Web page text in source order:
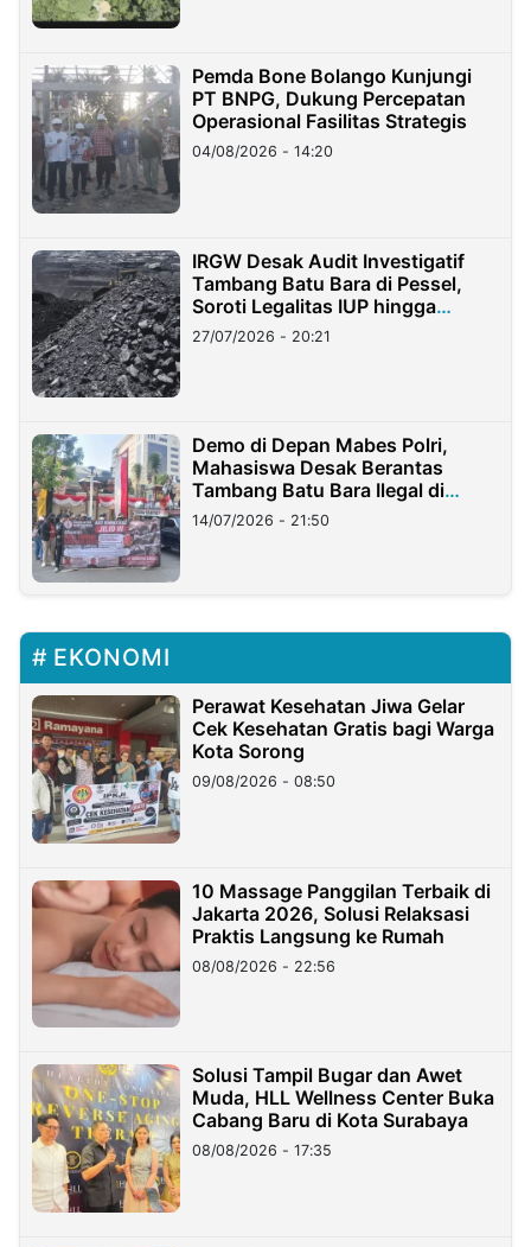
Pemda Bone Bolango Kunjungi
PT BNPG, Dukung Percepatan
Operasional Fasilitas Strategis
04/08/2026 - 14:20
IRGW Desak Audit Investigatif
Tambang Batu Bara di Pessel,
Soroti Legalitas IUP hingga
Stockpile
27/07/2026 - 20:21
Demo di Depan Mabes Polri,
Mahasiswa Desak Berantas
Tambang Batu Bara Ilegal di
Lampung
14/07/2026 - 21:50
EKONOMI
Perawat Kesehatan Jiwa Gelar
Cek Kesehatan Gratis bagi Warga
Kota Sorong
09/08/2026 - 08:50
10 Massage Panggilan Terbaik di
Jakarta 2026, Solusi Relaksasi
Praktis Langsung ke Rumah
08/08/2026 - 22:56
Solusi Tampil Bugar dan Awet
Muda, HLL Wellness Center Buka
Cabang Baru di Kota Surabaya
08/08/2026 - 17:35